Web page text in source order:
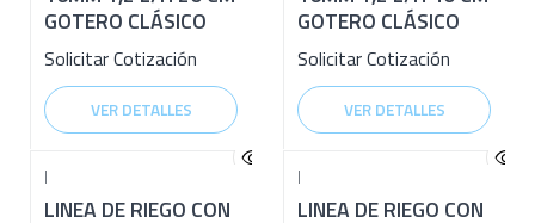
GOTERO CLÁSICO
Solicitar Cotización
VER DETALLES
GOTERO CLÁSICO
Solicitar Cotización
VER DETALLES
|
LINEA DE RIEGO CON
|
LINEA DE RIEGO CON